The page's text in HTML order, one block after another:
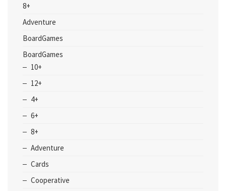
8+
Adventure
BoardGames
BoardGames
10+
12+
4+
6+
8+
Adventure
Cards
Cooperative